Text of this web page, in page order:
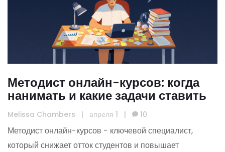
Методист онлайн-курсов: когда
нанимать и какие задачи ставить
Melissa Chambers | апреля 1 | 10
Методист онлайн-курсов - ключевой специалист,
который снижает отток студентов и повышает